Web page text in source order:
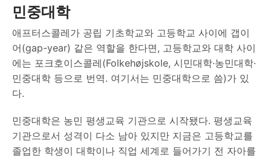
민중대학
애프터스콜레가 공립 기초학교와 고등학교 사이에 갭이
어(gap-year) 같은 역할을 한다면, 고등학교와 대학 사이
에는 포크호이스콜레(Folkehøjskole, 시민대학·농민대학·
민중대학 등으로 번역. 여기서는 민중대학으로 씀)가 있
다.
민중대학은 농민 평생교육 기관으로 시작됐다. 평생교육
기관으로서 성격이 다소 남아 있지만 지금은 고등학교를
졸업한 학생이 대학이나 직업 세계로 들어가기 전 자아를